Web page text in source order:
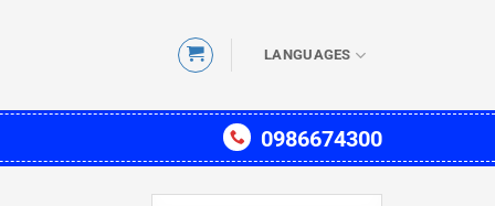
LANGUAGES
0986674300